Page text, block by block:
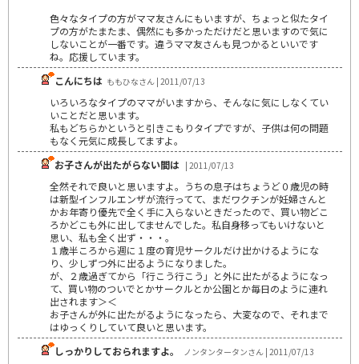
色々なタイプの方がママ友さんにもいますが、ちょっと似たタイ
プの方がたまたま、偶然にも多かっただけだと思いますので気に
しないことが一番です。違うママ友さんも見つかるといいです
ね。応援しています。
こんにちは ももひなさん | 2011/07/13
いろいろなタイプのママがいますから、そんなに気にしなくてい
いことだと思います。
私もどちらかというと引きこもりタイプですが、子供は何の問題
もなく元気に成長してますよ。
お子さんが出たがらない間は | 2011/07/13
全然それで良いと思いますよ。うちの息子はちょうど０歳児の時
は新型インフルエンザが流行ってて、まだワクチンが妊婦さんと
かお年寄り優先で全く手に入らないときだったので、買い物どこ
ろかどこも外に出してませんでした。私自身移ってもいけないと
思い、私も全く出ず・・・。
１歳半ころから週に１度の育児サークルだけ出かけるようにな
り、少しずつ外に出るようになりました。
が、２歳過ぎてから「行こう行こう」と外に出たがるようになっ
て、買い物のついでとかサークルとか公園とか毎日のように連れ
出されます＞＜
お子さんが外に出たがるようになったら、大変なので、それまで
はゆっくりしていて良いと思います。
しっかりしておられますよ。
ノンタンタータンさん | 2011/07/13